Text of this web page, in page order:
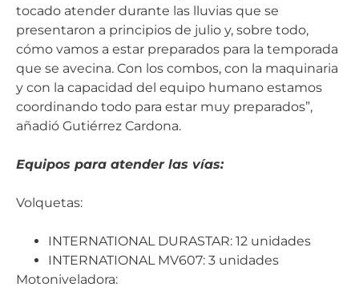
tocado atender durante las lluvias que se
presentaron a principios de julio y, sobre todo,
cómo vamos a estar preparados para la temporada
que se avecina. Con los combos, con la maquinaria
y con la capacidad del equipo humano estamos
coordinando todo para estar muy preparados”,
añadió Gutiérrez Cardona.
Equipos para atender las vías:
Volquetas:
INTERNATIONAL DURASTAR: 12 unidades
INTERNATIONAL MV607: 3 unidades
Motoniveladora: